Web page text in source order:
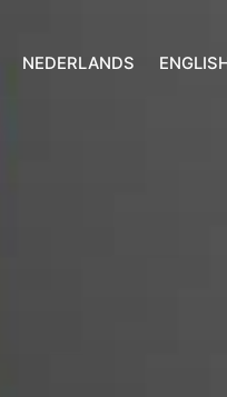
NEDERLANDS